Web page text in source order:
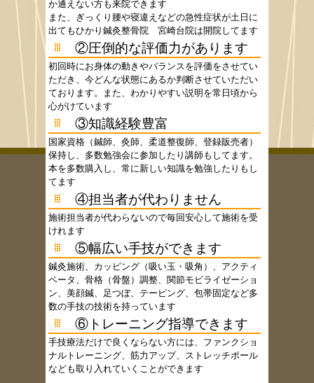
か通えない方も来院できます
また、ぎっくり腰や寝違えなどの急性症状が土日に
出てもひかり鍼灸整骨院 宮崎台院は開院してます
②圧倒的な評価力があります
初回時にお身体の動きやバランスを評価をさせてい
ただき、今どんな状態にあるか判断させていただい
ております。また、わかりやすい説明を常日頃から
心がけています
③知識経験豊富
国家資格（鍼師、灸師、柔道整復師、登録販売者）
保持し、多数勉強会に参加したり講師もしてます。
本を多数購入し、常に新しい知識を勉強したりもし
てます
④担当者が代わりません
施術担当者が代わらないので毎回安心して施術を受
けれます
⑤幅広い手技ができます
鍼灸施術、カッピング（吸い玉・吸角）、アクティ
ベータ、骨格（骨盤）調整、関節モビライゼーショ
ン、美顔鍼、足つぼ、テーピング、包帯固定など多
数の手技の技術を持っています
⑥トレーニング指導できます
手技療法だけで良くならない方には、ファンクショ
ナルトレーニング、筋力アップ、ストレッチポール
なども取り入れていくことができます